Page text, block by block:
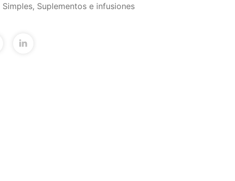
Simples, Suplementos e infusiones